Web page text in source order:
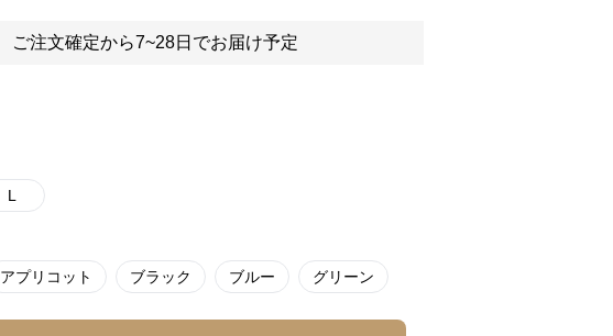
ご注文確定から7~28日でお届け予定
L
アプリコット ブラック ブルー グリーン